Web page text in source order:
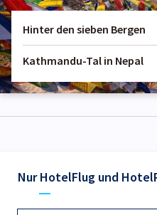
Hinter den sieben Bergen
Kathmandu-Tal in Nepal
Nur HotelFlug und Hotel